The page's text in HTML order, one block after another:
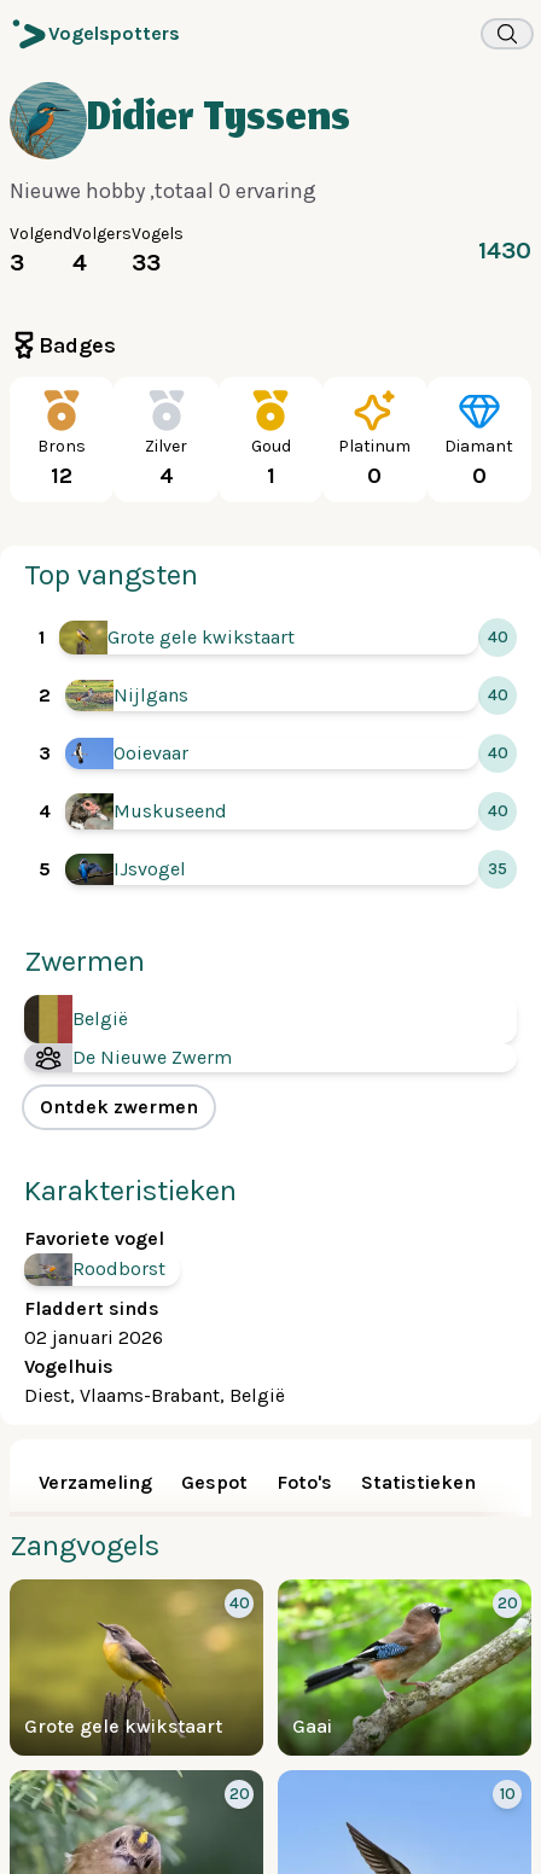
Vogelspotters
Didier Tyssens
Nieuwe hobby ,totaal 0 ervaring
Volgend
3
Volgers
4
Vogels
33 1430
Badges
Brons
12
Zilver
4
Goud
1
Platinum
0
Diamant
0
Top vangsten
1 Grote gele kwikstaart 40
2 Nijlgans 40
3 Ooievaar 40
4 Muskuseend 40
5 IJsvogel 35
Zwermen
België
De Nieuwe Zwerm
Ontdek zwermen
Karakteristieken
Favoriete vogel
Roodborst
Fladdert sinds
02 januari 2026
Vogelhuis
Diest, Vlaams-Brabant, België
Verzameling Gespot Foto's Statistieken
Zangvogels
Grote gele kwikstaart
40
Gaai
20
20 10